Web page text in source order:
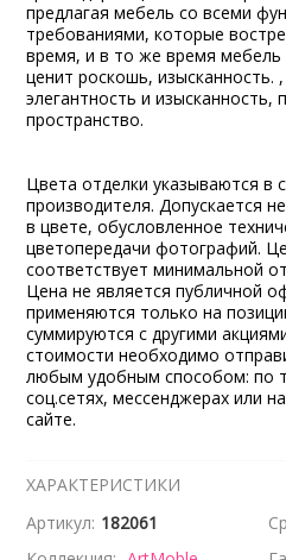
предлагая мебель со всеми
требованиями, которые
время, и в то же время мебель
ценит роскошь, изысканность.
элегантность и
пространство.
Цвета отделки указываются в
производителя. Допускается
в цвете, обусловленное
цветопередачи фотографий.
соответствует минимальной
Цена не является публичной
применяются только на
суммируются с другими
стоимости необходимо
любым удобным способом: по
соц.сетях, мессенджерах или
сайте.
ХАРАКТЕРИСТИКИ
Артикул: 182061